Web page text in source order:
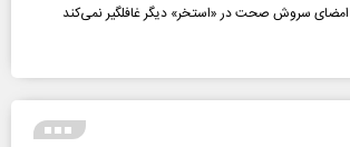
امضای سروش صحت در «استخر» دیگر غافلگیر نمی‌کند